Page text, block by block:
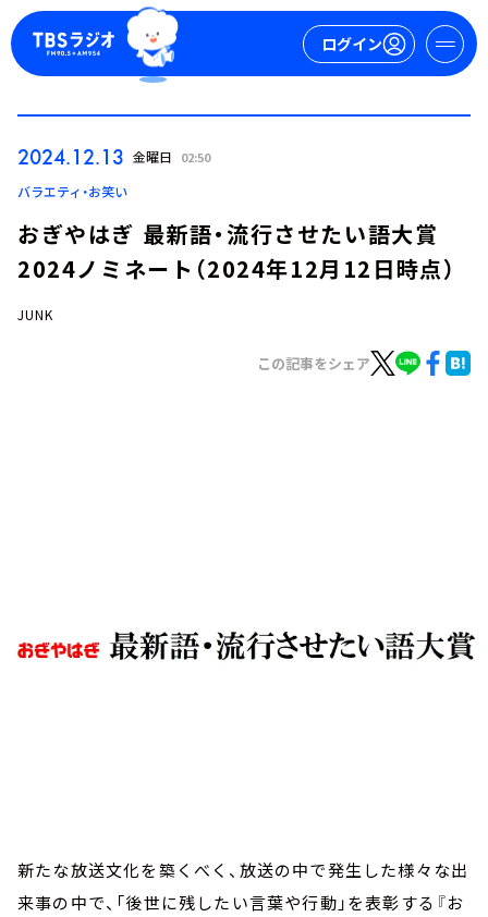
ログイン
ログイン
2024.12.13 金曜日 02:50
バラエティ・お笑い
おぎやはぎ 最新語・流行させたい語大賞
2024ノミネート（2024年12月12日時点）
JUNK
この記事をシェア
新たな放送文化を築くべく、放送の中で発生した様々な出
来事の中で、「後世に残したい言葉や行動」を表彰する『お